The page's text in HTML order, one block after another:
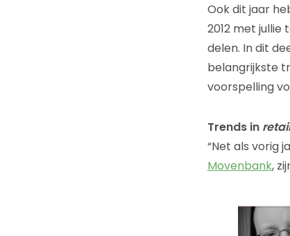
Ook dit jaar
2012 met
delen. In dit
belangrijkste
voorspelling
Trends in
“Net als vorig
Movenbank,